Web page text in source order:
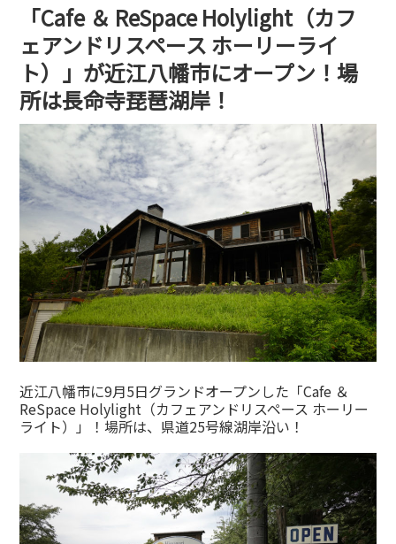
「Cafe ＆ ReSpace Holylight（カフ
ェアンドリスペース ホーリーライ
ト）」が近江八幡市にオープン！場
所は長命寺琵琶湖岸！
近江八幡市に9月5日グランドオープンした「Cafe ＆
ReSpace Holylight（カフェアンドリスペース ホーリー
ライト）」！場所は、県道25号線湖岸沿い！